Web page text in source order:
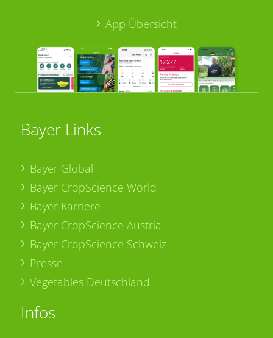
App Übersicht
Bayer Links
Bayer Global
Bayer CropScience World
Bayer Karriere
Bayer CropScience Austria
Bayer CropScience Schweiz
Presse
Vegetables Deutschland
Infos